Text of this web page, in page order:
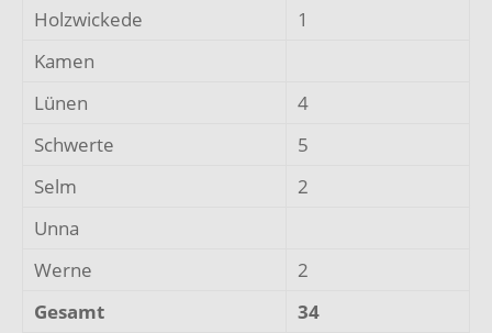
Holzwickede
1
Kamen
Lünen
4
Schwerte
5
Selm
2
Unna
Werne
2
Gesamt
34